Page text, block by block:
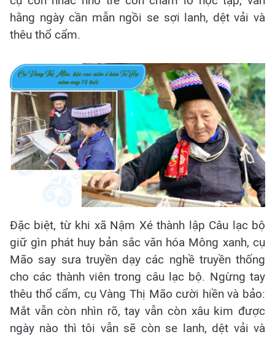
hằng ngày cần mẫn ngồi se sợi lanh, dệt vải và
thêu thổ cẩm.
Đặc biệt, từ khi xã Nậm Xé thành lập Câu lạc bộ
giữ gìn phát huy bản sắc văn hóa Mông xanh, cụ
Mão say sưa truyền dạy các nghề truyền thống
cho các thành viên trong câu lạc bộ. Ngừng tay
thêu thổ cẩm, cụ Vàng Thị Mão cười hiền và bảo:
Mắt vẫn còn nhìn rõ, tay vẫn còn xâu kim được
ngày nào thì tôi vẫn sẽ còn se lanh, dệt vải và